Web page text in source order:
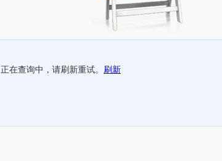
正在查询中，请刷新重试。 刷新